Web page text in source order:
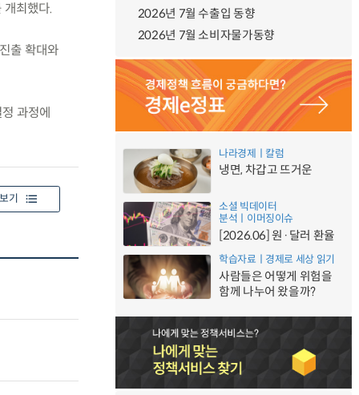
개최했다.
출 확대와
과정에
기
2026년 7월 수출입 동향
2026년 7월 소비자물가동향
나라경제ㅣ칼럼
냉면, 차갑고 뜨거운
소셜 빅데이터
분석ㅣ이머징이슈
[2026.06] 원·달러 환율
학습자료ㅣ경제로 세상 읽기
사람들은 어떻게 위험을
함께 나누어 왔을까?